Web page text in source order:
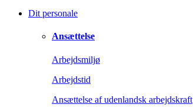
Dit personale
Ansættelse
Arbejdsmiljø
Arbejdstid
Ansættelse af udenlandsk arbejdskraft